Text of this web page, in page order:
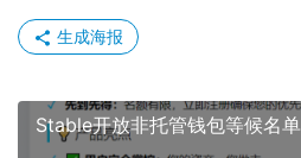
生成海报
Stable开放非托管钱包等候名单